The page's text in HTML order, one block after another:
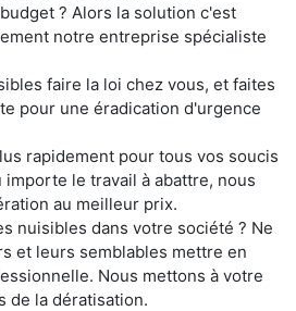
? Alors la solution c'est
notre entreprise spécialiste
faire la loi chez vous, et faites
pour une éradication d'urgence
rapidement pour tous vos soucis
le travail à abattre, nous
au meilleur prix.
nuisibles dans votre société ? Ne
et leurs semblables mettre en
Nous mettons à votre
de la dératisation.